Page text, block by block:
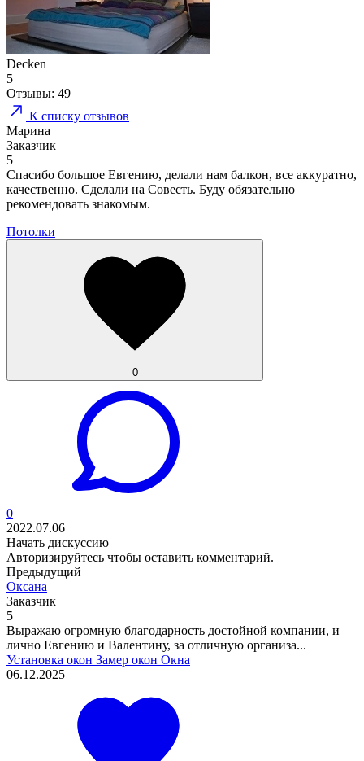
Decken
5
Отзывы: 49
К списку отзывов
Марина
Заказчик
5
Спасибо большое Евгению, делали нам балкон, все аккуратно,
качественно. Сделали на Совесть. Буду обязательно
рекомендовать знакомым.
Потолки
0
0
2022.07.06
Начать дискуссию
Авторизируйтесь чтобы оставить комментарий.
Предыдущий
Оксана
Заказчик
5
Выражаю огромную благодарность достойной компании, и
лично Евгению и Валентину, за отличную организа...
Установка окон Замер окон Окна
06.12.2025